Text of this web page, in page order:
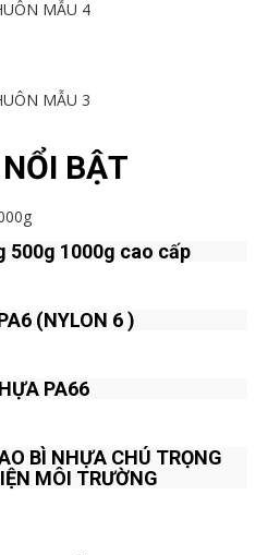
MẪU 4
MẪU 3
BẬT
500g 1000g cao cấp
(NYLON 6 )
PA66
BÌ NHỰA CHÚ TRỌNG
MÔI TRƯỜNG